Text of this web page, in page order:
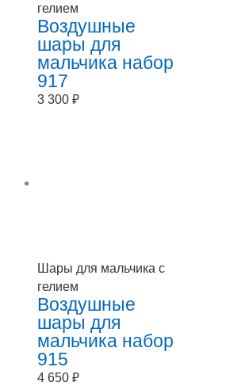
гелием
Воздушные
шары для
мальчика набор
917
3 300 ₽
Шары для мальчика с
гелием
Воздушные
шары для
мальчика набор
915
4 650 ₽